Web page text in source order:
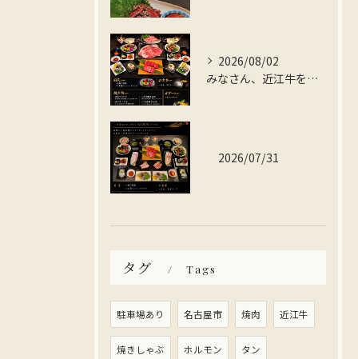
2026/08/02
みなさん、近江牛を存分に楽しんでみませんか？
2026/07/31
タグ Tags
駐車場あり 名古屋市 焼肉 近江牛
焼きしゃぶ ホルモン タン